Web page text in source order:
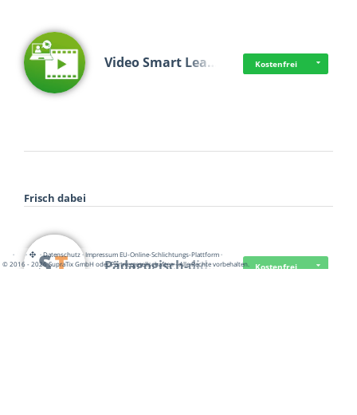
Video Smart Lea… Kostenfrei
Frisch dabei
Pädagogisch-did… Kostenfrei
· · ·Datenschutz·Impressum EU-Online-Schlichtungs-Plattform·
© 2016 - 2026 SupraTix GmbH oder Partnergesellschaften - Alle Rechte vorbehalten.